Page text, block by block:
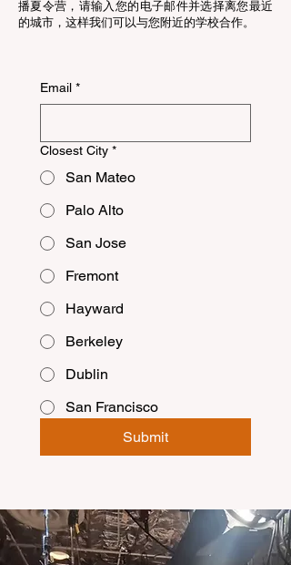
播夏令营，请输入您的电子邮件并选择离您最近
的城市，这样我们可以与您附近的学校合作。
Email *
Closest City *
San Mateo
Palo Alto
San Jose
Fremont
Hayward
Berkeley
Dublin
San Francisco
Submit